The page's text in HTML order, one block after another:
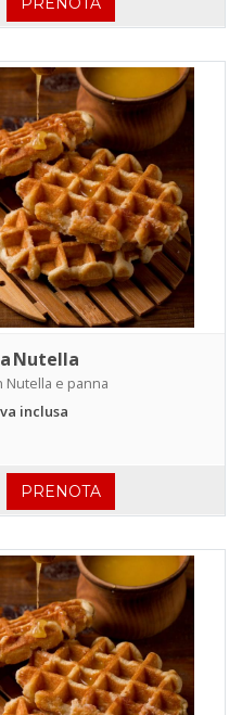
Nutella
Nutella e panna
inclusa